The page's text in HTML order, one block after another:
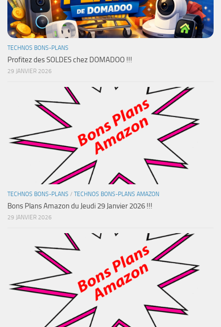
TECHNOS BONS-PLANS
Profitez des SOLDES chez DOMADOO !!!
29 JANVIER 2026
TECHNOS BONS-PLANS / TECHNOS BONS-PLANS AMAZON
Bons Plans Amazon du Jeudi 29 Janvier 2026 !!!
29 JANVIER 2026